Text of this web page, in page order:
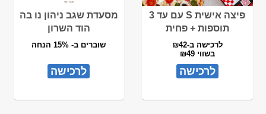
פיצה אישית S עם עד 3
תוספות + פחית
לרכישה ב-₪42
בשווי ₪49
לרכישה
מסעדת שגב ניהון נו בה
הוד השרון
שוברים ב- 15% הנחה
לרכישה